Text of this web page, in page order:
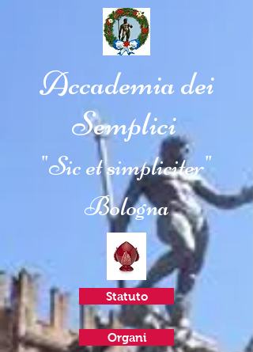
Accademia dei
Semplici
"Sic et simpliciter"
Bologna
Statuto
Organi